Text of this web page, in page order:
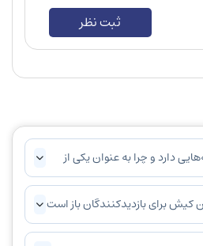
ثبت نظر
دارد و چرا به عنوان یکی از
کیش شناخته می‌شود؟
برای بازدیدکنندگان باز است
انجام دهند؟